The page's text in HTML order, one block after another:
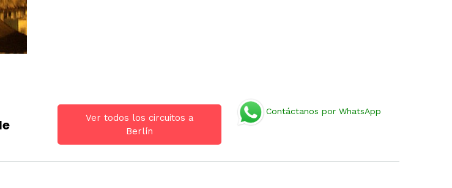
Ver todos los circuitos a
Berlín
Contáctanos por WhatsApp